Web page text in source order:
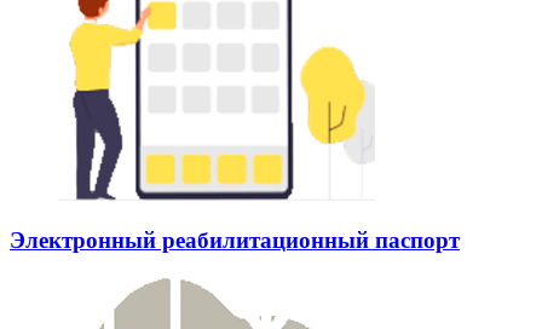
Электронный реабилитационный паспорт